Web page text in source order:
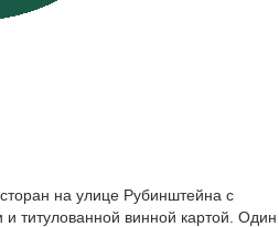
на улице Рубинштейна с
и титулованной винной картой. Один